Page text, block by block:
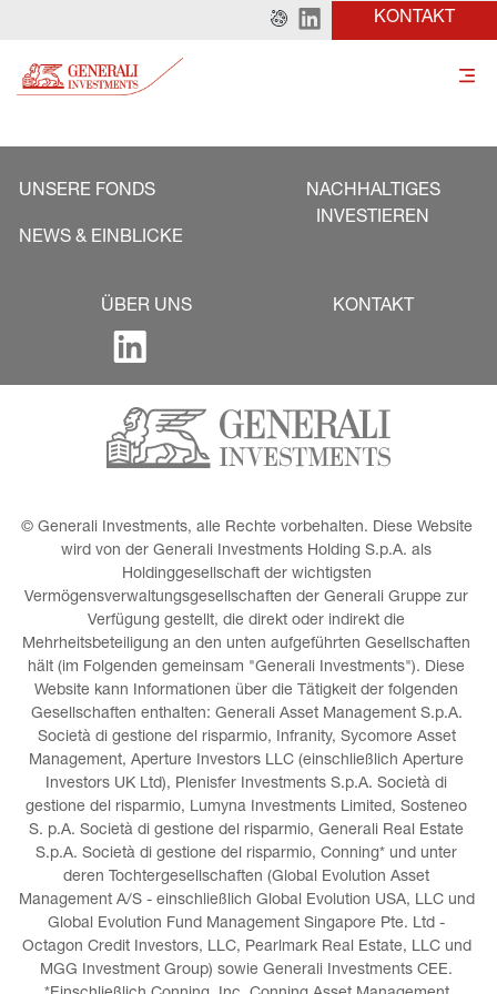
KONTAKT
UNSERE FONDS
NEWS & EINBLICKE
NACHHALTIGES
INVESTIEREN
ÜBER UNS KONTAKT
© Generali Investments, alle Rechte vorbehalten. Diese Website
wird von der Generali Investments Holding S.p.A. als
Holdinggesellschaft der wichtigsten
Vermögensverwaltungsgesellschaften der Generali Gruppe zur
Verfügung gestellt, die direkt oder indirekt die
Mehrheitsbeteiligung an den unten aufgeführten Gesellschaften
hält (im Folgenden gemeinsam "Generali Investments"). Diese
Website kann Informationen über die Tätigkeit der folgenden
Gesellschaften enthalten: Generali Asset Management S.p.A.
Società di gestione del risparmio, Infranity, Sycomore Asset
Management, Aperture Investors LLC (einschließlich Aperture
Investors UK Ltd), Plenisfer Investments S.p.A. Società di
gestione del risparmio, Lumyna Investments Limited, Sosteneo
S. p.A. Società di gestione del risparmio, Generali Real Estate
S.p.A. Società di gestione del risparmio, Conning* und unter
deren Tochtergesellschaften (Global Evolution Asset
Management A/S - einschließlich Global Evolution USA, LLC und
Global Evolution Fund Management Singapore Pte. Ltd -
Octagon Credit Investors, LLC, Pearlmark Real Estate, LLC und
MGG Investment Group) sowie Generali Investments CEE.